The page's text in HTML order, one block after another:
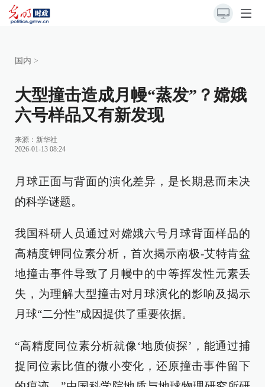
国内 >
大型撞击造成月幔“蒸发”？嫦娥
六号样品又有新发现
来源： 新华社
2026-01-13 08:24
月球正面与背面的演化差异，是长期悬而未决
的科学谜题。
我国科研人员通过对嫦娥六号月球背面样品的
高精度钾同位素分析，首次揭示南极-艾特肯盆
地撞击事件导致了月幔中的中等挥发性元素丢
失，为理解大型撞击对月球演化的影响及揭示
月球“二分性”成因提供了重要依据。
“高精度同位素分析就像‘地质侦探’，能通过捕
捉同位素比值的微小变化，还原撞击事件留下